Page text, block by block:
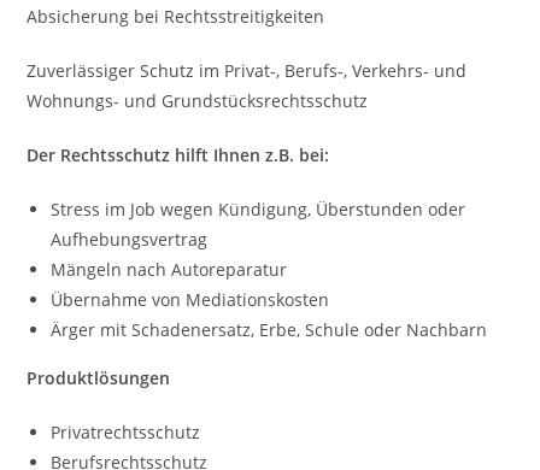
Absicherung bei Rechtsstreitigkeiten
Zuverlässiger Schutz im Privat-, Berufs-, Verkehrs- und
Wohnungs- und Grundstücksrechtsschutz
Der Rechtsschutz hilft Ihnen z.B. bei:
Stress im Job wegen Kündigung, Überstunden oder
Aufhebungsvertrag
Mängeln nach Autoreparatur
Übernahme von Mediationskosten
Ärger mit Schadenersatz, Erbe, Schule oder Nachbarn
Produktlösungen
Privatrechtsschutz
Berufsrechtsschutz